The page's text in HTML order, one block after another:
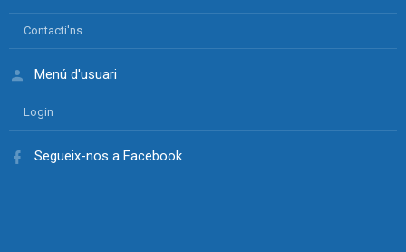
Contacti'ns
Menú d'usuari
Login
Segueix-nos a Facebook